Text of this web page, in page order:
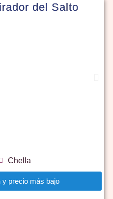
del Salto
Chella
precio más bajo